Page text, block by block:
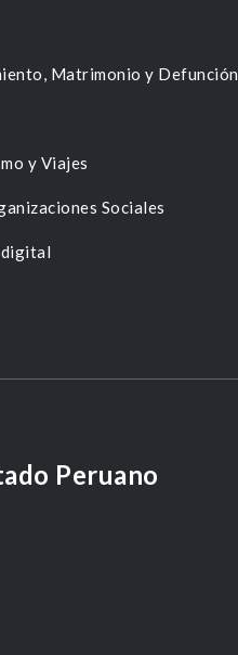
Matrimonio y Defunción
y Viajes
Sociales
Peruano